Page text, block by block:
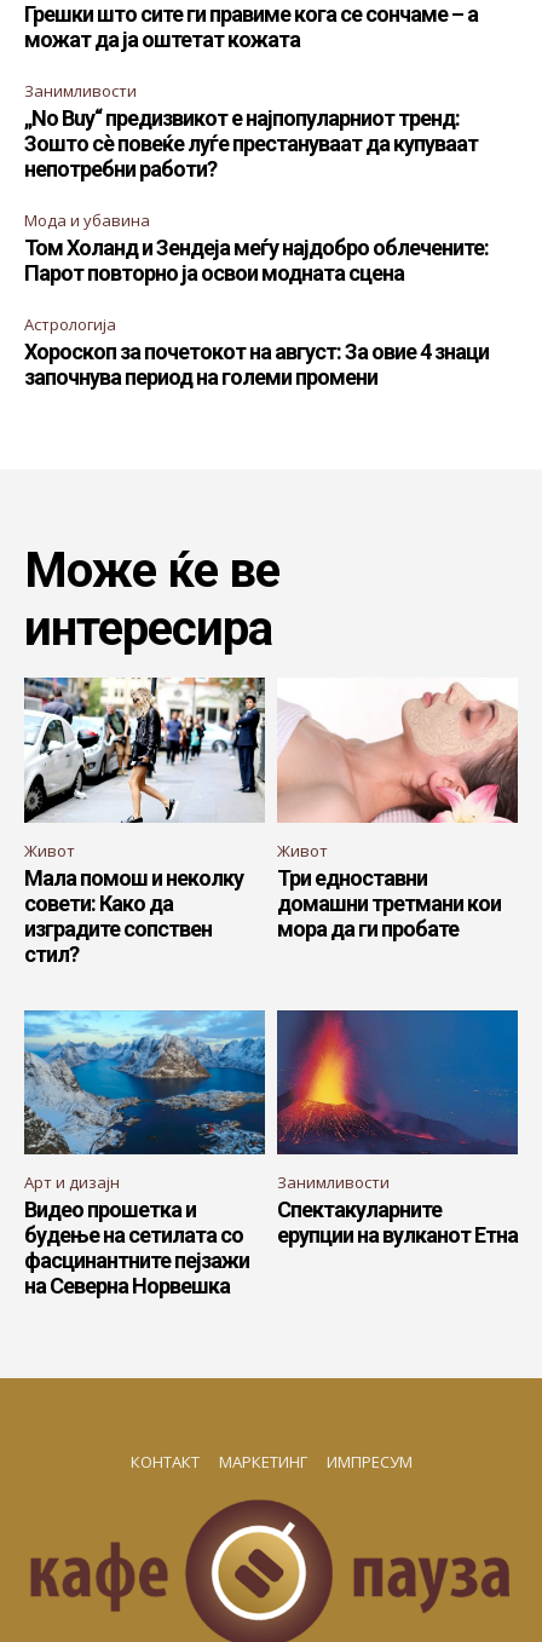
Грешки што сите ги правиме кога се сончаме – а
можат да ја оштетат кожата
Занимливости
„No Buy“ предизвикот е најпопуларниот тренд:
Зошто сè повеќе луѓе престануваат да купуваат
непотребни работи?
Мода и убавина
Том Холанд и Зендеја меѓу најдобро облечените:
Парот повторно ја освои модната сцена
Астрологија
Хороскоп за почетокот на август: За овие 4 знаци
започнува период на големи промени
Може ќе ве
интересира
Живот
Мала помош и неколку
совети: Како да
изградите сопствен
стил?
Живот
Три едноставни
домашни третмани кои
мора да ги пробате
Арт и дизајн
Видео прошетка и
будење на сетилата со
фасцинантните пејзажи
на Северна Норвешка
Занимливости
Спектакуларните
ерупции на вулканот Етна
КОНТАКТ МАРКЕТИНГ ИМПРЕСУМ